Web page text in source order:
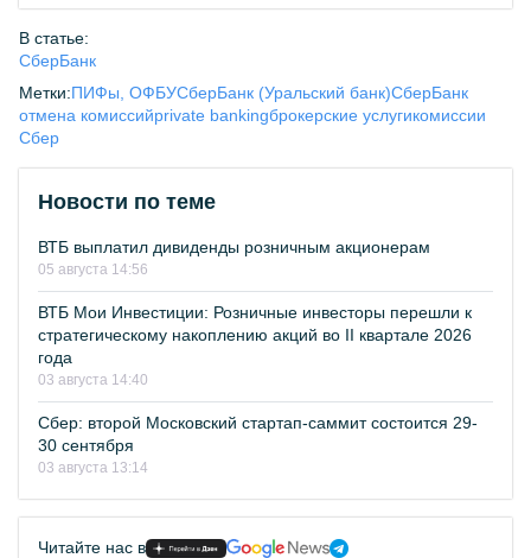
В статье:
СберБанк
Метки:ПИФы, ОФБУСберБанк (Уральский банк)СберБанк
отмена комиссийprivate bankingброкерские услугикомиссии
Сбер
Новости по теме
ВТБ выплатил дивиденды розничным акционерам
05 августа 14:56
ВТБ Мои Инвестиции: Розничные инвесторы перешли к
стратегическому накоплению акций во II квартале 2026
года
03 августа 14:40
Сбер: второй Московский стартап-саммит состоится 29-
30 сентября
03 августа 13:14
Читайте нас в